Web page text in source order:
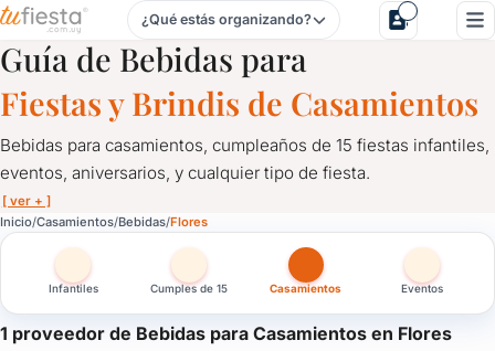
Bebidas para Casamientos en Flores
¿Qué estás organizando?
Guía de Bebidas para
Fiestas y Brindis de Casamientos
Bebidas para casamientos, cumpleaños de 15 fiestas infantiles,
eventos, aniversarios, y cualquier tipo de fiesta.
[ ver + ]
Inicio Casamientos Bebidas Flores
Infantiles Cumples de 15 Casamientos Eventos
1 proveedor de Bebidas para Casamientos en Flores
Bebidas para Casamientos en Flores
Bebidas para casamientos, cumpleaños de 15 fiestas
Catering de bebidas alcohólicas y sin alcohol.
Bebidas para fiestas y eventos, cervezas artesanales,